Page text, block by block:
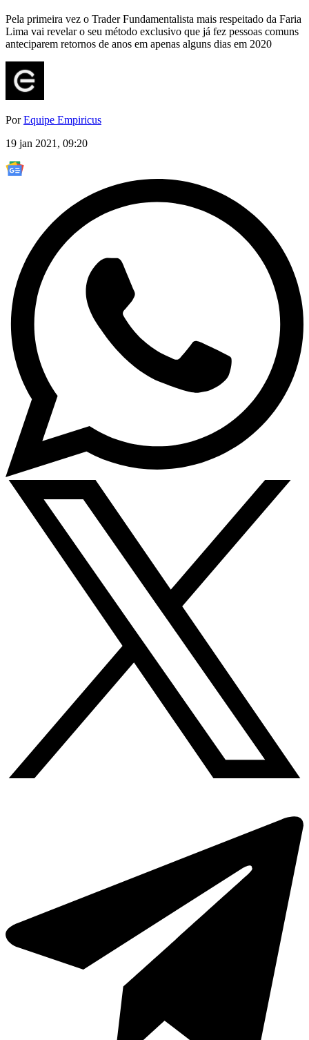
Pela primeira vez o Trader Fundamentalista mais respeitado da Faria
Lima vai revelar o seu método exclusivo que já fez pessoas comuns
anteciparem retornos de anos em apenas alguns dias em 2020
PorEquipe Empiricus
19 jan 2021, 09:20